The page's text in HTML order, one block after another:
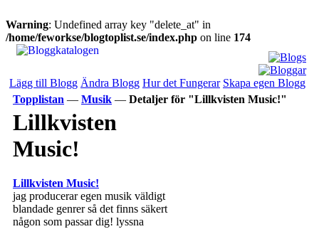
Warning: Undefined array key "delete_at" in
/home/feworkse/blogtoplist.se/index.php on line 174
Lägg till Blogg Ändra Blogg Hur det Fungerar Skapa egen Blogg
Topplistan — Musik — Detaljer för "Lillkvisten Music!"
Lillkvisten
Music!
Lillkvisten Music!
jag producerar egen musik väldigt
blandade genrer så det finns säkert
någon som passar dig! lyssna